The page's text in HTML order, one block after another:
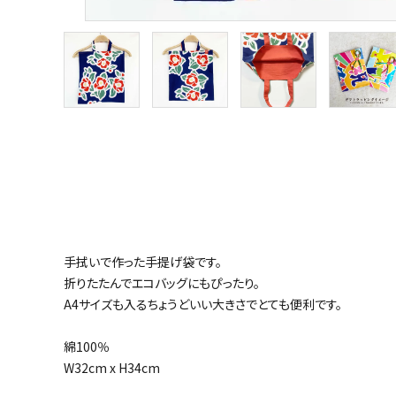
手拭いで作った手提げ袋です。
折りたたんでエコバッグにもぴったり。
A4サイズも入るちょうどいい大きさでとても便利です。
綿100％
W32cm x H34cm